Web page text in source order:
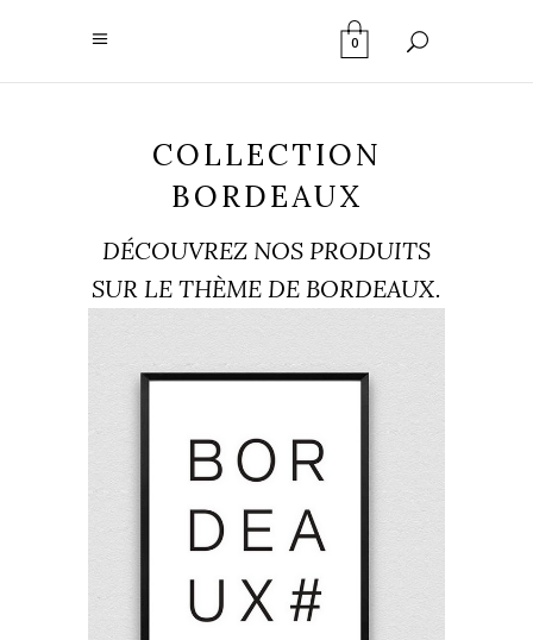
0
COLLECTION
BORDEAUX
DÉCOUVREZ NOS PRODUITS
SUR LE THÈME DE BORDEAUX.
AFFICHE BORDEAUX
23,00